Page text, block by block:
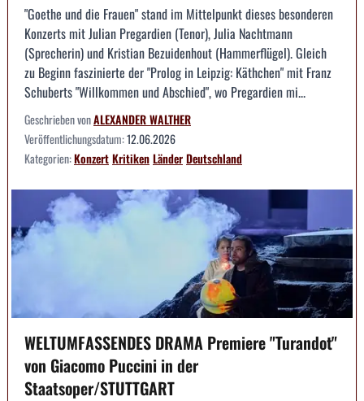
"Goethe und die Frauen" stand im Mittelpunkt dieses besonderen
Konzerts mit Julian Pregardien (Tenor), Julia Nachtmann
(Sprecherin) und Kristian Bezuidenhout (Hammerflügel). Gleich
zu Beginn faszinierte der "Prolog in Leipzig: Käthchen" mit Franz
Schuberts "Willkommen und Abschied", wo Pregardien mi...
Geschrieben vonALEXANDER WALTHER
Veröffentlichungsdatum:12.06.2026
Kategorien:KonzertKritikenLänderDeutschland
WELTUMFASSENDES DRAMA Premiere "Turandot"
von Giacomo Puccini in der
Staatsoper/STUTTGART